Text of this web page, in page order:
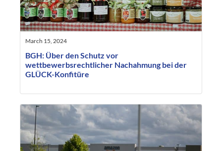
March 15, 2024
BGH: Über den Schutz vor
wettbewerbsrechtlicher Nachahmung bei der
GLÜCK-Konfitüre